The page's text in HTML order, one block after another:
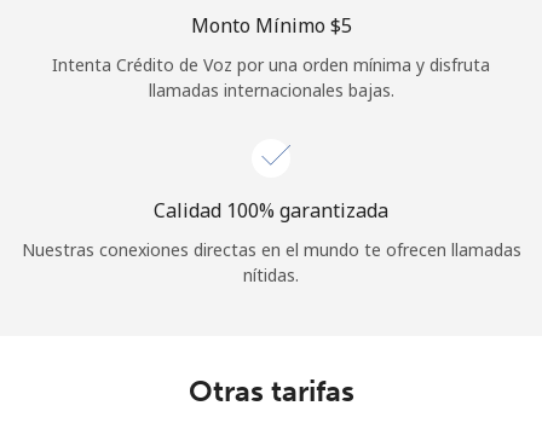
Monto Mínimo ⁦$5⁩
Intenta Crédito de Voz por una orden mínima y disfruta
llamadas internacionales bajas.
Calidad 100% garantizada
Nuestras conexiones directas en el mundo te ofrecen llamadas
nítidas.
Otras tarifas